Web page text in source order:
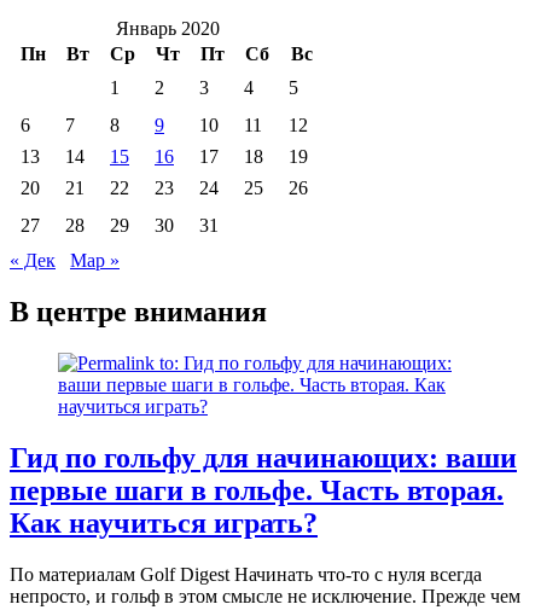
Январь 2020
Пн
Вт Ср Чт Пт Сб
Вс
1
2 3 4
5
6
7 8 9 10 11
12
13
14 15 16 17 18
19
20
21 22 23 24 25
26
27
28 29 30
31
« Дек
Мар »
В центре внимания
Гид по гольфу для начинающих: ваши
первые шаги в гольфе. Часть вторая.
Как научиться играть?
По материалам Golf Digest Начинать что-то с нуля всегда
непросто, и гольф в этом смысле не исключение. Прежде чем